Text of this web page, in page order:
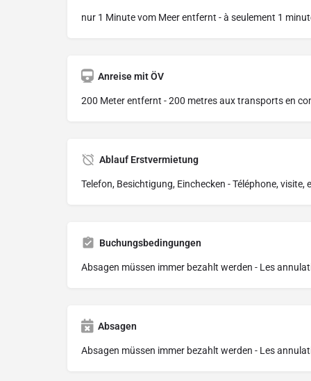
nur 1 Minute vom Meer entfernt - à seulement 1
Anreise mit ÖV
200 Meter entfernt - 200 metres aux transports en
Ablauf Erstvermietung
Telefon, Besichtigung, Einchecken - Téléphone, visite,
Buchungsbedingungen
Absagen müssen immer bezahlt werden - Les
Absagen
Absagen müssen immer bezahlt werden - Les